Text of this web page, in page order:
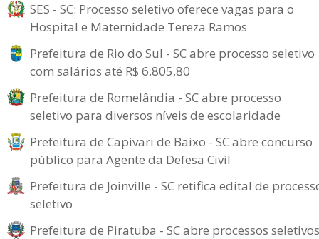
SES - SC: Processo seletivo oferece vagas para o
Hospital e Maternidade Tereza Ramos
Prefeitura de Rio do Sul - SC abre processo seletivo
com salários até R$ 6.805,80
Prefeitura de Romelândia - SC abre processo
seletivo para diversos níveis de escolaridade
Prefeitura de Capivari de Baixo - SC abre concurso
público para Agente da Defesa Civil
Prefeitura de Joinville - SC retifica edital de
seletivo
Prefeitura de Piratuba - SC abre processos seletivos